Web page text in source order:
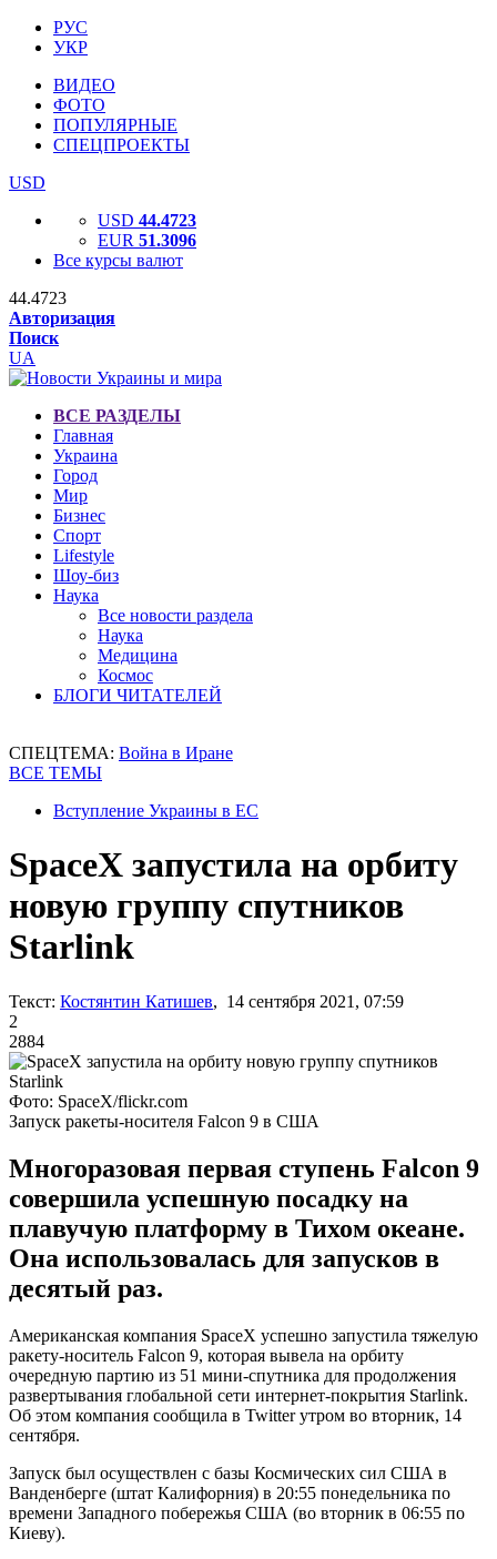
РУС
УКР
ВИДЕО
ФОТО
ПОПУЛЯРНЫЕ
СПЕЦПРОЕКТЫ
USD
USD 44.4723
EUR 51.3096
Все курсы валют
44.4723
Авторизация
Поиск
UA
ВСЕ РАЗДЕЛЫ
Главная
Украина
Город
Мир
Бизнес
Спорт
Lifestyle
Шоу-биз
Наука
Все новости раздела
Наука
Медицина
Космос
БЛОГИ ЧИТАТЕЛЕЙ
СПЕЦТЕМА: Война в Иране
ВСЕ ТЕМЫ
Вступление Украины в ЕС
SpaceX запустила на орбиту
новую группу спутников
Starlink
Текст: Костянтин Катишев, 14 сентября 2021, 07:59
2
2884
Фото: SpaceX/flickr.com
Запуск ракеты-носителя Falcon 9 в США
Многоразовая первая ступень Falcon 9
совершила успешную посадку на
плавучую платформу в Тихом океане.
Она использовалась для запусков в
десятый раз.
Американская компания SpaceX успешно запустила тяжелую
ракету-носитель Falcon 9, которая вывела на орбиту
очередную партию из 51 мини-спутника для продолжения
развертывания глобальной сети интернет-покрытия Starlink.
Об этом компания сообщила в Twitter утром во вторник, 14
сентября.
Запуск был осуществлен с базы Космических сил США в
Ванденберге (штат Калифорния) в 20:55 понедельника по
времени Западного побережья США (во вторник в 06:55 по
Киеву).